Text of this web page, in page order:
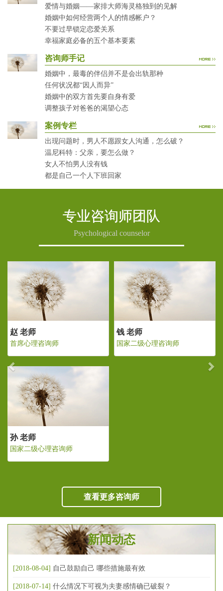
爱情与婚姻——家排大师海灵格独到的见解
婚姻中如何经营两个人的情感帐户？
不要过早锁定恋爱关系
幸福家庭必备的五个基本要素
咨询师手记
婚姻中，最毒的伴侣并不是会出轨那种
任何状况都“因人而异”
婚姻中的双方首先要自身有爱
调整孩子对爸爸的渴望心态
案例专栏
出现问题时，男人不愿跟女人沟通，怎么破？
温尼科特：父亲，要怎么做？
女人不怕男人没有钱
都是自己一个人下班回家
专业咨询师团队
Psychological counselor
老师
二级心理咨询师
赵 老师
首席心理咨询师
Previous
查看更多咨询师
新闻动态
[2018-08-04] 自己鼓励自己 哪些措施最有效
[2018-07-14] 什么情况下可视为夫妻感情确已破裂？